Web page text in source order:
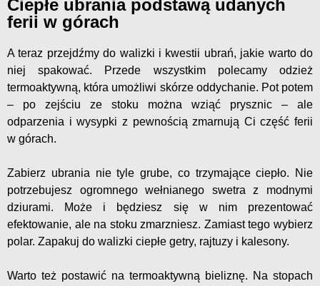
Ciepłe ubrania podstawą udanych
ferii w górach
A teraz przejdźmy do walizki i kwestii ubrań, jakie warto do
niej spakować. Przede wszystkim polecamy odzież
termoaktywną, która umożliwi skórze oddychanie. Pot potem
– po zejściu ze stoku można wziąć prysznic – ale
odparzenia i wysypki z pewnością zmarnują Ci część ferii
w górach.
Zabierz ubrania nie tyle grube, co trzymające ciepło. Nie
potrzebujesz ogromnego wełnianego swetra z modnymi
dziurami. Może i będziesz się w nim prezentować
efektowanie, ale na stoku zmarzniesz. Zamiast tego wybierz
polar. Zapakuj do walizki ciepłe getry, rajtuzy i kalesony.
Warto też postawić na termoaktywną bieliznę. Na stopach